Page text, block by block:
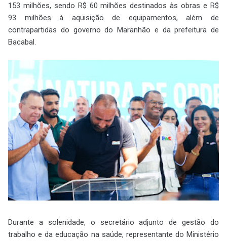
153 milhões, sendo R$ 60 milhões destinados às obras e R$
93 milhões à aquisição de equipamentos, além de
contrapartidas do governo do Maranhão e da prefeitura de
Bacabal.
Durante a solenidade, o secretário adjunto de gestão do
trabalho e da educação na saúde, representante do Ministério